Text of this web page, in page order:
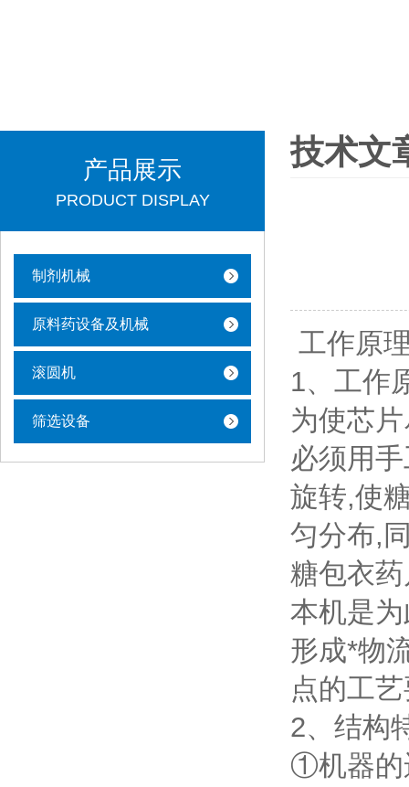
产品展示
PRODUCT DISPLAY
制剂机械
原料药设备及机械
滚圆机
筛选设备
技术文
工作原
1、工作
为使芯
必须用
旋转,使
匀分布,
糖包衣
本机是
形成*物
点的工
2、结构
①机器的